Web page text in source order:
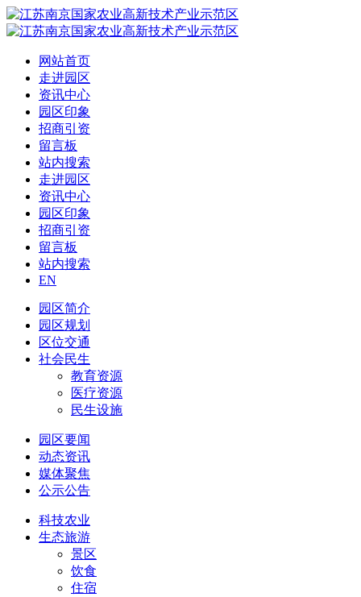
网站首页
走进园区
资讯中心
园区印象
招商引资
留言板
站内搜索
走进园区
资讯中心
园区印象
招商引资
留言板
站内搜索
EN
园区简介
园区规划
区位交通
社会民生
教育资源
医疗资源
民生设施
园区要闻
动态资讯
媒体聚焦
公示公告
科技农业
生态旅游
景区
饮食
住宿